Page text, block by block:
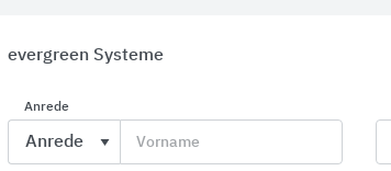
evergreen Systeme
Anrede
Vorname